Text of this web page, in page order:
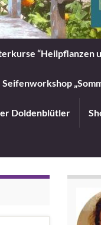
“Heilpflanzen
Seifenworkshop
Doldenblütler